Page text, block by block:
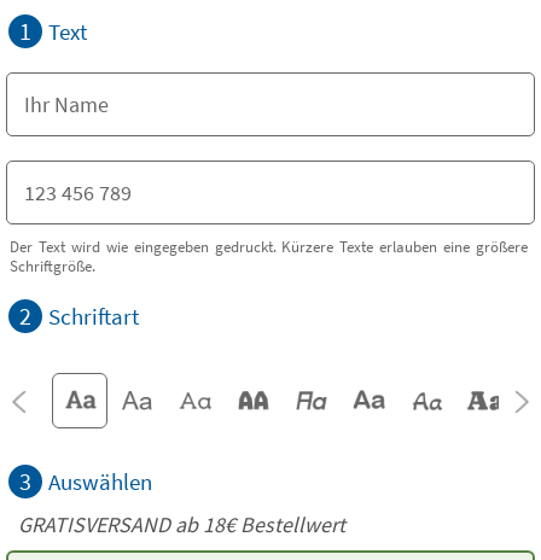
1 Text
Der Text wird wie eingegeben gedruckt. Kürzere Texte erlauben eine größere
Schriftgröße.
2 Schriftart
3 Auswählen
GRATISVERSAND ab18€Bestellwert